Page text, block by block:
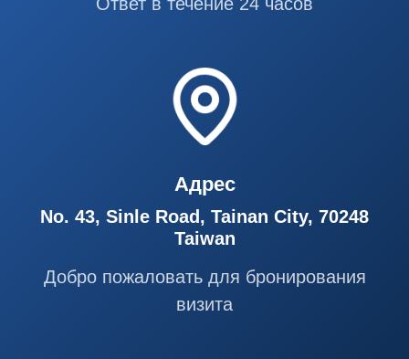
Адрес
No. 43, Sinle Road, Tainan City, 70248
Taiwan
Добро пожаловать для бронирования
визита